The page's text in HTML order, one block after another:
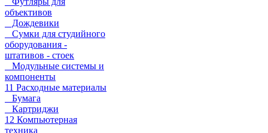
объективов
Дождевики
Сумки для студийного
оборудования -
штативов - стоек
Модульные системы и
компоненты
11 Расходные материалы
Бумага
Картриджи
12 Компьютерная
техника